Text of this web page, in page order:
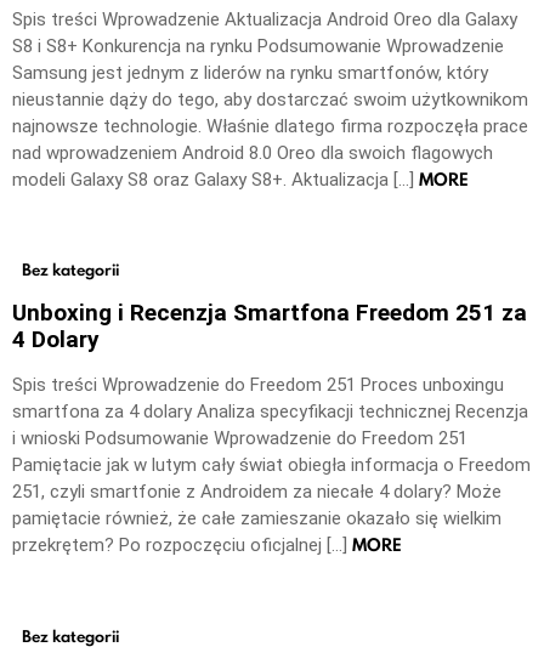
Spis treści Wprowadzenie Aktualizacja Android Oreo dla Galaxy
S8 i S8+ Konkurencja na rynku Podsumowanie Wprowadzenie
Samsung jest jednym z liderów na rynku smartfonów, który
nieustannie dąży do tego, aby dostarczać swoim użytkownikom
najnowsze technologie. Właśnie dlatego firma rozpoczęła prace
nad wprowadzeniem Android 8.0 Oreo dla swoich flagowych
modeli Galaxy S8 oraz Galaxy S8+. Aktualizacja […] MORE
Bez kategorii
Unboxing i Recenzja Smartfona Freedom 251 za
4 Dolary
Spis treści Wprowadzenie do Freedom 251 Proces unboxingu
smartfona za 4 dolary Analiza specyfikacji technicznej Recenzja
i wnioski Podsumowanie Wprowadzenie do Freedom 251
Pamiętacie jak w lutym cały świat obiegła informacja o Freedom
251, czyli smartfonie z Androidem za niecałe 4 dolary? Może
pamiętacie również, że całe zamieszanie okazało się wielkim
przekrętem? Po rozpoczęciu oficjalnej […] MORE
Bez kategorii